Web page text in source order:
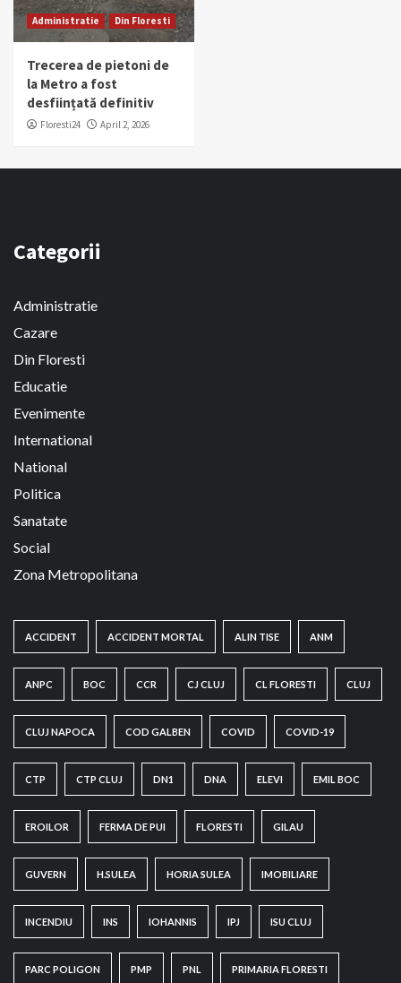
Administratie Din Floresti
Trecerea de pietoni de
la Metro a fost
desființată definitiv
Floresti24 April 2, 2026
Categorii
Administratie
Cazare
Din Floresti
Educatie
Evenimente
International
National
Politica
Sanatate
Social
Zona Metropolitana
ACCIDENT ACCIDENT MORTAL ALIN TISE ANM
ANPC BOC CCR CJ CLUJ CL FLORESTI CLUJ
CLUJ NAPOCA COD GALBEN COVID COVID-19
CTP CTP CLUJ DN1 DNA ELEVI EMIL BOC
EROILOR FERMA DE PUI FLORESTI GILAU
GUVERN H.SULEA HORIA SULEA IMOBILIARE
INCENDIU INS IOHANNIS IPJ ISU CLUJ
PARC POLIGON PMP PNL PRIMARIA FLORESTI